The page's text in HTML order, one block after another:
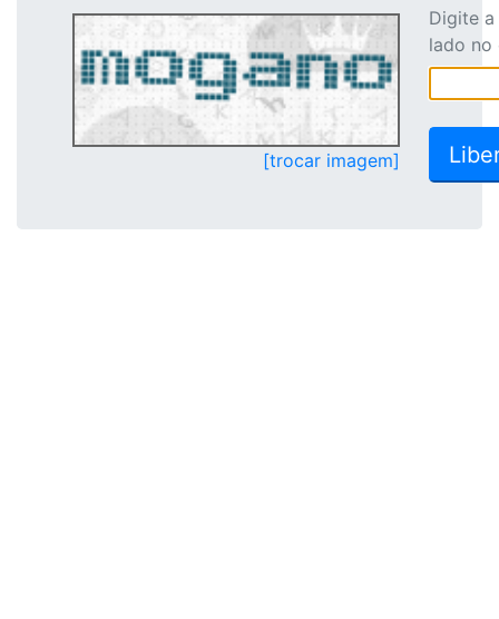
[trocar imagem]
Digite
lado no